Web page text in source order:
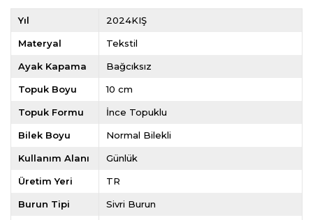
Yıl 2024KIŞ
Materyal Tekstil
Ayak Kapama Bağcıksız
Topuk Boyu 10 cm
Topuk Formu İnce Topuklu
Bilek Boyu Normal Bilekli
Kullanım Alanı Günlük
Üretim Yeri TR
Burun Tipi Sivri Burun